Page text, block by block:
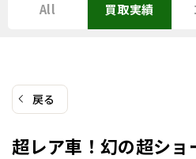
All 買取実績
戻る
超レア車！幻の超ショ